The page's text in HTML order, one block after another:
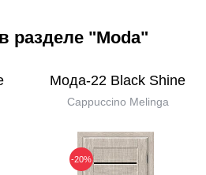
разделе "Moda"
Мода-22 Black Shine
Cappuccino Melinga
-20%